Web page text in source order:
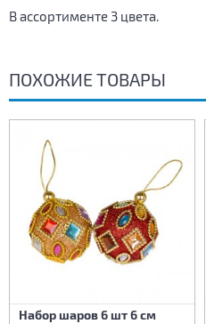
В ассортименте 3 цвета.
ПОХОЖИЕ ТОВАРЫ
Набор шаров 6 шт 6 см